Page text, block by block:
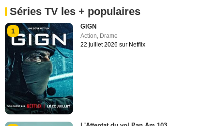
Séries TV les + populaires
1
GIGN
Action, Drame
22 juillet 2026 sur Netflix